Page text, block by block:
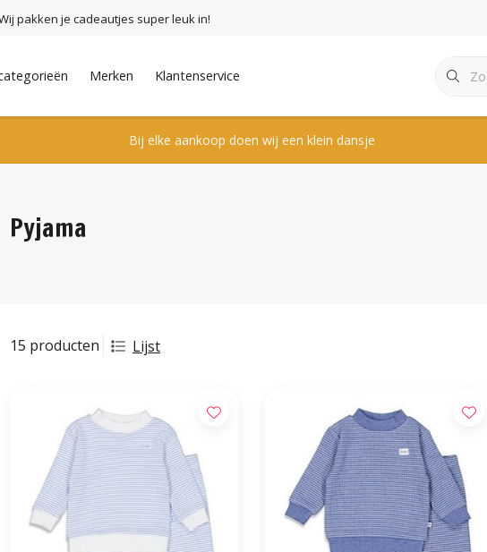
pakken je cadeautjes super leuk in!
Merken Klantenservice
Bij elke aankoop doen wij een klein dansje
Pyjama
15 producten Lijst